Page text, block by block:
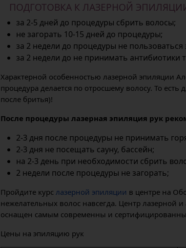
ПОДГОТОВКА К ЛАЗЕРНОЙ
за 2-5 дней до процедуры сбрить волосы;
не загорать 10-15 дней до процедуры;
за 2 недели до процедуры не
за 2 недели до не принимать антибиотики
Характерной особенностью лазерной эпиляции
процедура делается по отросшему волосу. То
после бритья)!
После процедуры лазерная эпиляция рук
2-3 дня после процедуры не принимать
2-3 дня не посещать сауну, бассейн;
на 2-3 день при необходимости сбрить
2 недели после процедуры не загорать;
Пройдите курс лазерной эпиляции в центре на
нежелательных волос навсегда. Центр лазерной
оснащен самым современны и
Цены на эпиляцию рук